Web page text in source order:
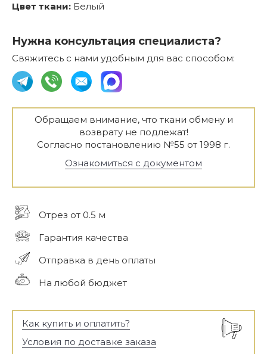
Цвет ткани: Белый
Нужна консультация специалиста?
Свяжитесь с нами удобным для вас способом:
Обращаем внимание, что ткани обмену и
возврату не подлежат!
Согласно постановлению №55 от 1998 г.
Ознакомиться с документом
Отрез от 0.5 м
Гарантия качества
Отправка в день оплаты
На любой бюджет
Как купить и оплатить?
Условия по доставке заказа